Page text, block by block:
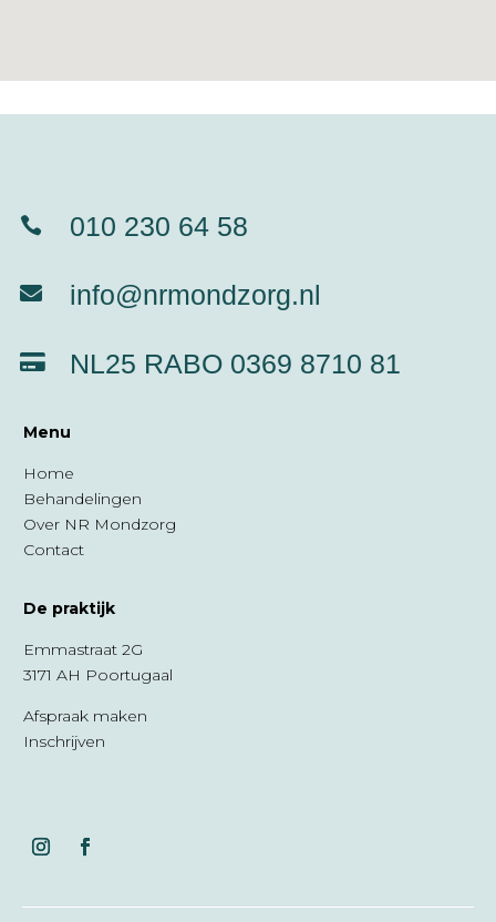
 010 230 64 58
 info@nrmondzorg.nl
 NL25 RABO 0369 8710 81
Menu
Home
Behandelingen
Over NR Mondzorg
Contact
De praktijk
Emmastraat 2G
3171 AH Poortugaal
Afspraak maken
Inschrijven